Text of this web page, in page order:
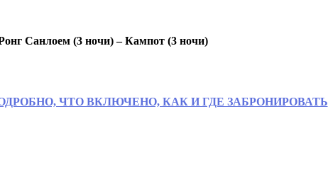
Санлоем (3 ночи) – Кампот (3 ночи)
ЧТО ВКЛЮЧЕНО, КАК И ГДЕ ЗАБРОНИРОВАТЬ